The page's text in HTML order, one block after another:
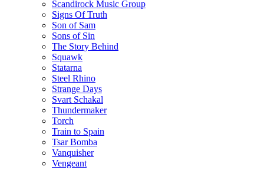
Scandirock Music Group
Signs Of Truth
Son of Sam
Sons of Sin
The Story Behind
Squawk
Statarna
Steel Rhino
Strange Days
Svart Schakal
Thundermaker
Torch
Train to Spain
Tsar Bomba
Vanquisher
Vengeant